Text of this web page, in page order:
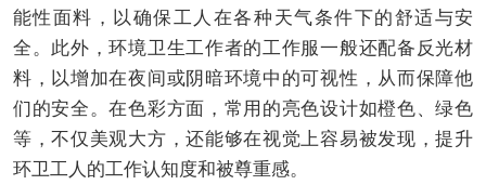
能性面料，以确保工人在各种天气条件下的舒适与安
全。此外，环境卫生工作者的工作服一般还配备反光材
料，以增加在夜间或阴暗环境中的可视性，从而保障他
们的安全。在色彩方面，常用的亮色设计如橙色、绿色
等，不仅美观大方，还能够在视觉上容易被发现，提升
环卫工人的工作认知度和被尊重感。